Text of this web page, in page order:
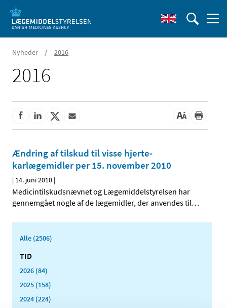
Nyheder / 2016
2016
Ændring af tilskud til visse hjerte-
karlægemidler per 15. november 2010
| 14. juni 2010 |
Medicintilskudsnævnet og Lægemiddelstyrelsen har
gennemgået nogle af de lægemidler, der anvendes til…
Alle (2506)
TID
2026 (84)
2025 (158)
2024 (224)